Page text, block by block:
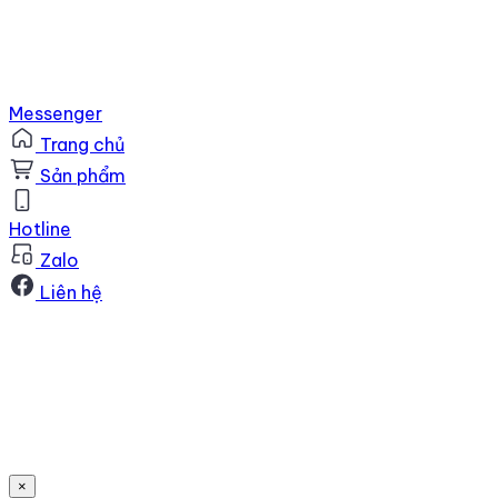
Messenger
Trang chủ
Sản phẩm
Hotline
Zalo
Liên hệ
×